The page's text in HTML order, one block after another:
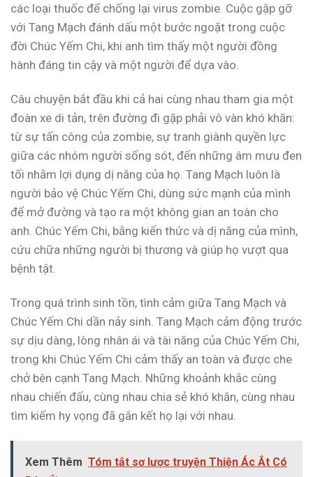
các loại thuốc để chống lại virus zombie. Cuộc gặp gỡ
với Tang Mạch đánh dấu một bước ngoặt trong cuộc
đời Chúc Yếm Chi, khi anh tìm thấy một người đồng
hành đáng tin cậy và một người để dựa vào.
Câu chuyện bắt đầu khi cả hai cùng nhau tham gia một
đoàn xe di tản, trên đường đi gặp phải vô vàn khó khăn:
từ sự tấn công của zombie, sự tranh giành quyền lực
giữa các nhóm người sống sót, đến những âm mưu đen
tối nhằm lợi dụng dị năng của họ. Tang Mạch luôn là
người bảo vệ Chúc Yếm Chi, dùng sức mạnh của mình
để mở đường và tạo ra một không gian an toàn cho
anh. Chúc Yếm Chi, bằng kiến thức và dị năng của mình,
cứu chữa những người bị thương và giúp họ vượt qua
bệnh tật.
Trong quá trình sinh tồn, tình cảm giữa Tang Mạch và
Chúc Yếm Chi dần nảy sinh. Tang Mạch cảm động trước
sự dịu dàng, lòng nhân ái và tài năng của Chúc Yếm Chi,
trong khi Chúc Yếm Chi cảm thấy an toàn và được che
chở bên cạnh Tang Mạch. Những khoảnh khắc cùng
nhau chiến đấu, cùng nhau chia sẻ khó khăn, cùng nhau
tìm kiếm hy vọng đã gắn kết họ lại với nhau.
Xem Thêm Tóm tắt sơ lược truyện Thiện Ác Ắt Có